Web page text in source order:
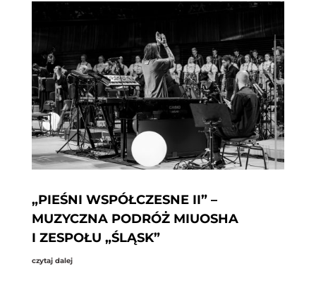
„PIEŚNI WSPÓŁCZESNE II” –
MUZYCZNA PODRÓŻ MIUOSHA
I ZESPOŁU „ŚLĄSK”
czytaj dalej